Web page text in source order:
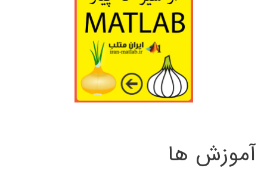
آموزش ها